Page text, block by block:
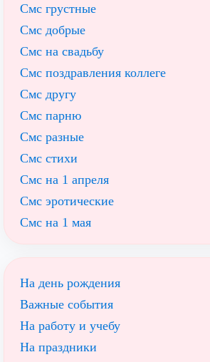
Смс грустные
Смс добрые
Смс на свадьбу
Смс поздравления коллеге
Смс другу
Смс парню
Смс разные
Смс стихи
Смс на 1 апреля
Смс эротические
Смс на 1 мая
На день рождения
Важные события
На работу и учебу
На праздники